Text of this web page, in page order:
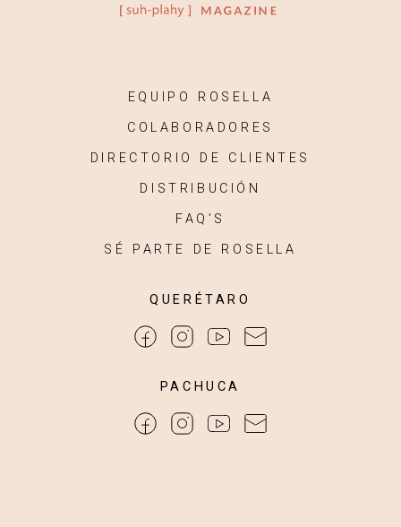
EQUIPO ROSELLA
COLABORADORES
DIRECTORIO DE CLIENTES
DISTRIBUCIÓN
FAQ’S
SÉ PARTE DE ROSELLA
QUERÉTARO
PACHUCA